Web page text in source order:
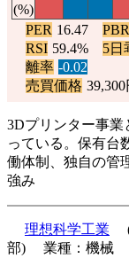
(%)
PER 16.47 PBR
RSI 59.4% 5日
離率 -0.02
売買価格
3Dプリンター事
っている。保有台
働体制、独自の管
強み
理想科学工業
部) 業種：機械